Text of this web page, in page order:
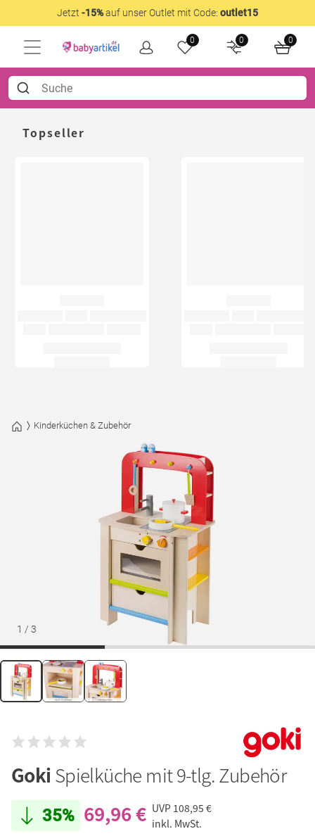
Jetzt -15%auf unser Outlet mit Code: outlet15
0 0 0
Topseller
Kinderküchen & Zubehör
1 / 3
GokiSpielküche mit 9-tlg. Zubehör
35% 69,96 € UVP 108,95 €
inkl. MwSt.